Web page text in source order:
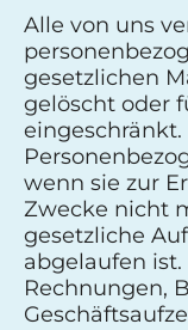
Alle von uns
gesetzlichen
gelöscht oder
wenn sie zur
Zwecke nicht
gesetzliche
abgelaufen
Rechnungen,